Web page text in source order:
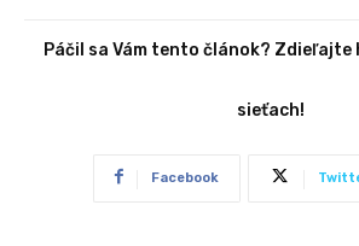
Páčil sa Vám tento článok? Zdieľajte
sieťach!
Facebook